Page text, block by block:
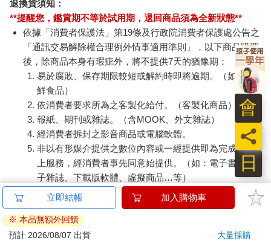
退換貨須知：
**提醒您，鑑賞期不等於試用期，退回商品須為全新狀態**
依據「消費者保護法」第19條及行政院消費者保護處公告之
「通訊交易解除權合理例外情事適用準則」，以下商品購買
後，除商品本身有瑕疵外，將不提供7天的猶豫期：
易於腐敗、保存期限較短或解約時即將逾期。（如：生
鮮食品）
依消費者要求所為之客製化給付。（客製化商品）
報紙、期刊或雜誌。（含MOOK、外文雜誌）
經消費者拆封之影音商品或電腦軟體。
非以有形媒介提供之數位內容或一經提供即為完成之線
上服務，經消費者事先同意始提供。（如：電子書、電
子雜誌、下載版軟體、虛擬商品…等）
已拆封之個人衛生用品。（如：內衣褲、刮鬍刀、除毛
刀…等）
若非上列種類商品，均享有到貨7天的猶豫期（含例假
日）。
立即結帳 加入購物車
※ 本品無額外回饋
預計 2026/08/07 出貨
大量採購
日
員
會